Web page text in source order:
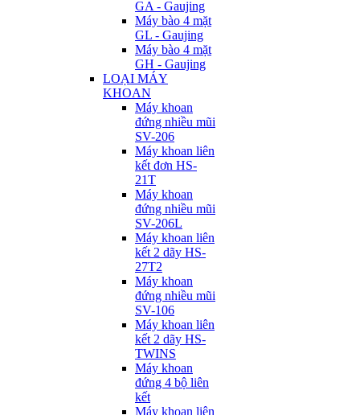
GA - Gaujing
Máy bào 4 mặt
GL - Gaujing
Máy bào 4 mặt
GH - Gaujing
LOẠI MÁY
KHOAN
Máy khoan
đứng nhiều mũi
SV-206
Máy khoan liên
kết đơn HS-
21T
Máy khoan
đứng nhiều mũi
SV-206L
Máy khoan liên
kết 2 dãy HS-
27T2
Máy khoan
đứng nhiều mũi
SV-106
Máy khoan liên
kết 2 dãy HS-
TWINS
Máy khoan
đứng 4 bộ liên
kết
Máy khoan liên